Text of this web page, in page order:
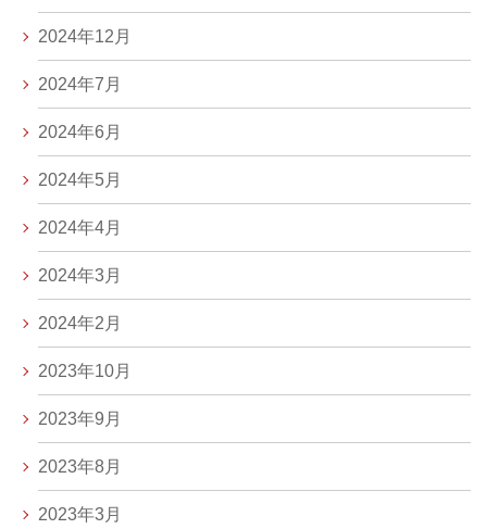
2024年12月
2024年7月
2024年6月
2024年5月
2024年4月
2024年3月
2024年2月
2023年10月
2023年9月
2023年8月
2023年3月